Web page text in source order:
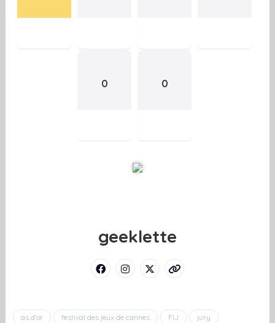
0 0
geeklette
as d'or festival des jeux de cannes FIJ jury